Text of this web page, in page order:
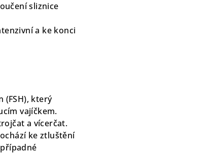
sliznice
a ke konci
který
vajíčkem.
a vícerčat.
ke ztluštění